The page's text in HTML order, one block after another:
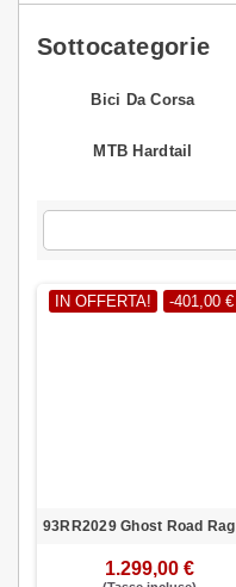
Sottocategorie
Bici Da Corsa
MTB Hardtail
IN OFFERTA! -401,00 €
1.299,00 €